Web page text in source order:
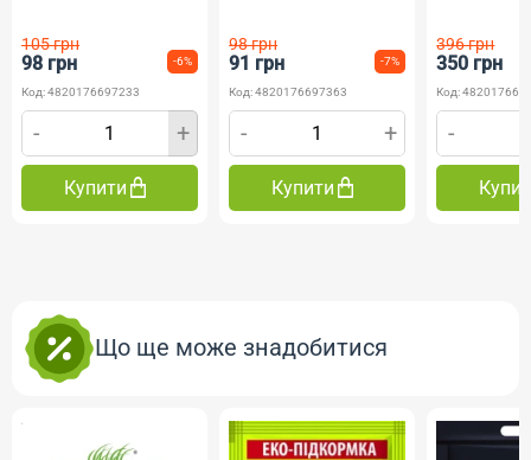
105 грн
98 грн -6%
Код: 4820176697233
- +
Купити
98 грн
91 грн -7%
Код: 4820176697363
- +
Купити
396 грн
350 грн
Код:
-
Що ще може знадобитися